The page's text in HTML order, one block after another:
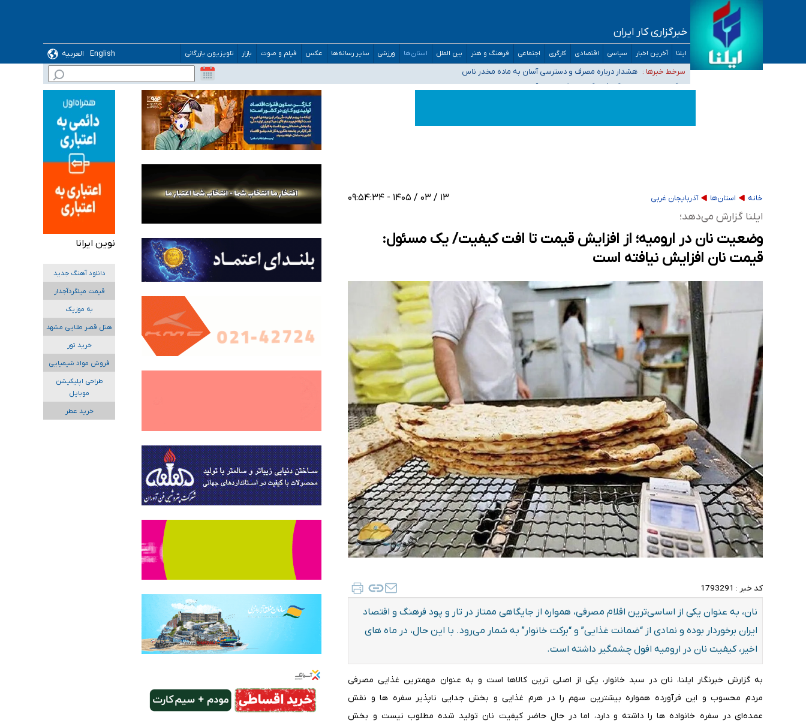
خبرگزاری کار ایران
ایلنا آخرین اخبار سیاسی اقتصادی کارگری اجتماعی فرهنگ و هنر بین الملل استان‌ها ورزشی سایر رسانه‌ها عکس فیلم و صوت بازار تلویزیون بازرگانی English
العربیه
سرخط خبرها :
ثبت‌نام بخش عمده دانش‌آموزان مدارس ایرانی امارات در کشور/ درباره محصلان باقی‌مانده در دبی متناسب با شرایط جدید تصمیم‌گیری می‌شود
هشدار درباره مصرف و دسترسی آسان به ماده مخدر ناس
بازگشت اساتید دانشگاه فرهنگیان به کجا رسید؟
۵۵۶ هزار نفر در صف وام ازدواج/ بانک سرمایه با وجود ۲۵۰ متقاضی، تاکنون هیچ فقره وامی پرداخت نکرده است
خانه استان‌ها آذربایجان غربی ۱۳ / ۰۳ / ۱۴۰۵ - ۰۹:۵۴:۳۴
ایلنا گزارش می‌دهد؛
وضعیت نان در ارومیه؛ از افزایش قیمت تا افت کیفیت/ یک مسئول:
قیمت نان افزایش نیافته است
کد خبر : 1793291
نان، به عنوان یکی از اساسی‌ترین اقلام مصرفی، همواره از جایگاهی ممتاز در تار و پود فرهنگ و اقتصاد
ایران برخوردار بوده و نمادی از “ضمانت غذایی” و “برکت خانوار” به شمار می‌رود. با این حال، در ماه های
اخیر، کیفیت نان در ارومیه افول چشمگیر داشته است.
به گزارش خبرنگار ایلنا، نان در سبد خانوار، یکی از اصلی ترین کالاها است و به عنوان مهمترین غذایی مصرفی
مردم محسوب و این فرآورده همواره بیشترین سهم را در هرم غذایی و بخش جدایی ناپذیر سفره ها و نقش
عمده‌ای در سفره خانواده ها را داشته و دارد، اما در حال حاضر کیفیت نان تولید شده مطلوب نیست و بخش
نوین ایرانا
دانلود آهنگ جدید
قیمت میلگردآجدار
به موزیک
هتل قصر طلایی مشهد
خرید تور
فروش مواد شیمیایی
طراحی اپلیکیشن
موبایل
خرید عطر